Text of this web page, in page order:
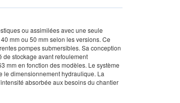
ou assimilées avec une seule
mm ou 50 mm selon les versions. Ce
pompes submersibles. Sa conception
de stockage avant refoulement
mm en fonction des modèles. Le système
le dimensionnement hydraulique. La
absorbée aux besoins du chantier